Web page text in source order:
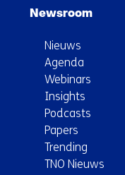
Newsroom
Nieuws
Agenda
Webinars
Insights
Podcasts
Papers
Trending
TNO Nieuws